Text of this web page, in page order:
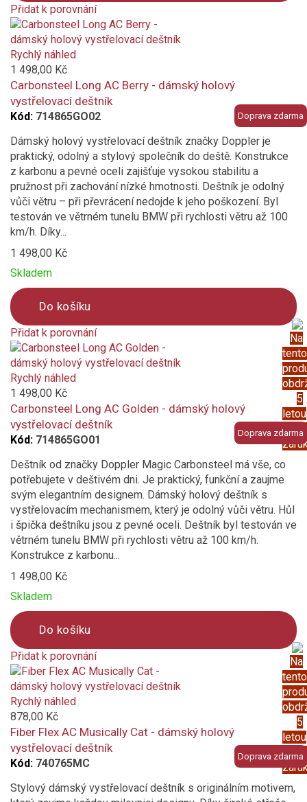
Přidat k porovnání
Product
is
added
to
compare
Doprava zdarma
Na
tento
5
letou
Rychlý náhled
1 498,00 Kč
Carbonsteel Long AC Berry - dámský holový
vystřelovací deštník
Kód: 714865GO02
Dámský holový vystřelovací deštník značky Doppler je
praktický, odolný a stylový společník do deště. Konstrukce
z karbonu a pevné oceli zajišťuje vysokou stabilitu a
pružnost při zachování nízké hmotnosti. Deštník je odolný
vůči větru – při převrácení nedojde k jeho poškození. Byl
testován ve větrném tunelu BMW při rychlosti větru až 100
km/h. Díky...
1 498,00 Kč
Skladem
Do košíku
Přidat k porovnání
Product
is
added
to
compare
Doprava zdarma
Na
tento
5
letou
Rychlý náhled
1 498,00 Kč
Carbonsteel Long AC Golden - dámský holový
vystřelovací deštník
Kód: 714865GO01
Deštník od značky Doppler Magic Carbonsteel má vše, co
potřebujete v deštivém dni. Je praktický, funkční a zaujme
svým elegantním designem. Dámský holový deštník s
vystřelovacím mechanismem, který je odolný vůči větru. Hůl
i špička deštníku jsou z pevné oceli. Deštník byl testován ve
větrném tunelu BMW při rychlosti větru až 100 km/h.
Konstrukce z karbonu...
1 498,00 Kč
Skladem
Do košíku
Přidat k porovnání
Product
is
added
to
compare
Doprava zdarma
Rychlý náhled
878,00 Kč
Fiber Flex AC Musically Cat - dámský holový
vystřelovací deštník
Kód: 740765MC
Stylový dámský vystřelovací deštník s originálním motivem,